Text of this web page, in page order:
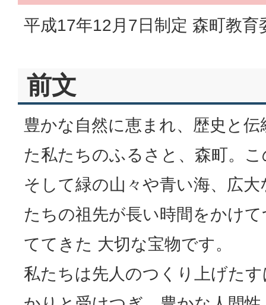
平成17年12月7日制定 森町教育
前文
豊かな自然に恵まれ、歴史と
た私たちのふるさと、森町。
そして緑の山々や青い海、広
たちの祖先が長い時間をかけ
ててきた 大切な宝物です。
私たちは先人のつくり上げた